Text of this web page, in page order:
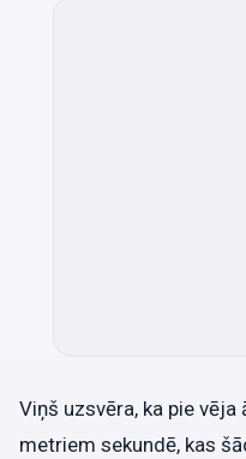
Viņš uzsvēra, ka pie
metriem sekundē, kas